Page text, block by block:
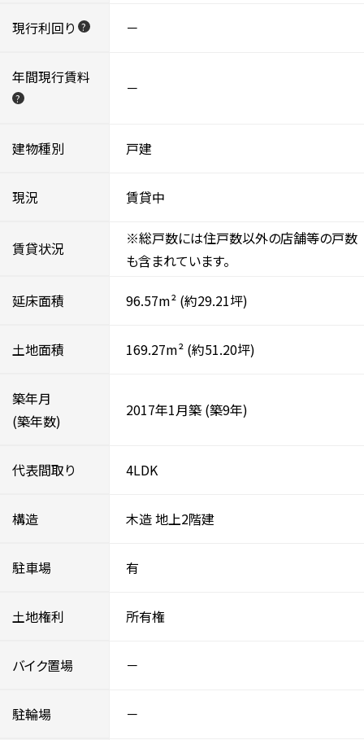
現行利回り ? －
年間現行賃料
? －
建物種別 戸建
現況 賃貸中
賃貸状況
※総戸数には住戸数以外の店舗等の戸数
も含まれています。
延床面積 96.57m² (約29.21坪)
土地面積 169.27m² (約51.20坪)
築年月
(築年数)
2017年1月築 (築9年)
代表間取り 4LDK
構造 木造地上2階建
駐車場 有
土地権利 所有権
バイク置場 －
駐輪場 －